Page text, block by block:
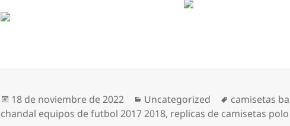
Publicado
el
18 de noviembre de 2022 Categorías
Uncategorized Etiquetas
camisetas
chandal equipos de futbol 2017 2018, replicas de camisetas